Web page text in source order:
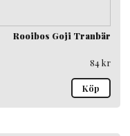
Rooibos Goji Tranbär
84kr
Köp